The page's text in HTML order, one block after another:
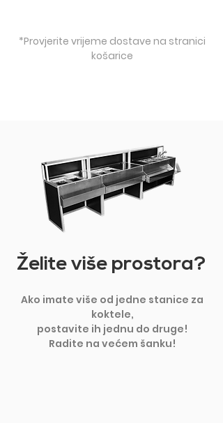
*Provjerite vrijeme dostave na stranici
košarice
Želite više prostora?
Ako imate više od jedne stanice za
koktele,
postavite ih jednu do druge!
Radite na većem šanku!